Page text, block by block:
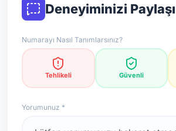
resmi doğrulama niteliği taşımaz.
*Not: Değerlendirmeler onaylı kullanıcı
güncellenir.
Deneyiminizi
Numarayı Nasıl Tanımlarsınız?
Tehlikeli Güvenli
Yorumunuz *